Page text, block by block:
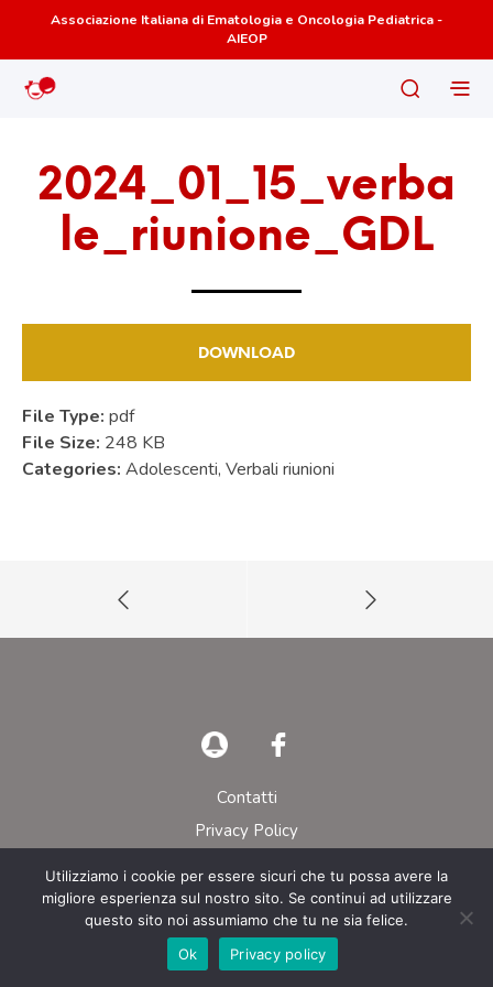
Associazione Italiana di Ematologia e Oncologia Pediatrica -
AIEOP
2024_01_15_verba
le_riunione_GDL
DOWNLOAD
File Type: pdf
File Size: 248 KB
Categories: Adolescenti, Verbali riunioni
Contatti
Privacy Policy
© AIEOP – Tutti i diritti riservati
Utilizziamo i cookie per essere sicuri che tu possa avere la
migliore esperienza sul nostro sito. Se continui ad utilizzare
questo sito noi assumiamo che tu ne sia felice.
Ok
Privacy policy